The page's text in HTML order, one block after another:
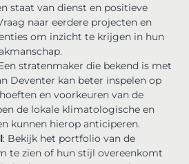
staat van dienst en positieve
naar eerdere projecten en
om inzicht te krijgen in hun
stratenmaker die bekend is met
Deventer kan beter inspelen op
en voorkeuren van de
de lokale klimatologische en
kunnen hierop anticiperen.
: Bekijk het portfolio van de
te zien of hun stijl overeenkomt